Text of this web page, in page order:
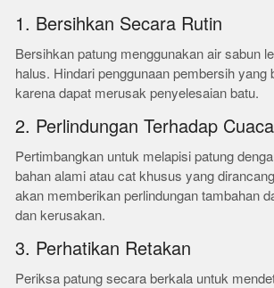
1. Bersihkan Secara Rutin
Bersihkan patung menggunakan air sabun
halus. Hindari penggunaan pembersih yang
karena dapat merusak penyelesaian batu.
2. Perlindungan Terhadap Cuaca
Pertimbangkan untuk melapisi patung
bahan alami atau cat khusus yang
akan memberikan perlindungan tambahan
dan kerusakan.
3. Perhatikan Retakan
Periksa patung secara berkala untuk